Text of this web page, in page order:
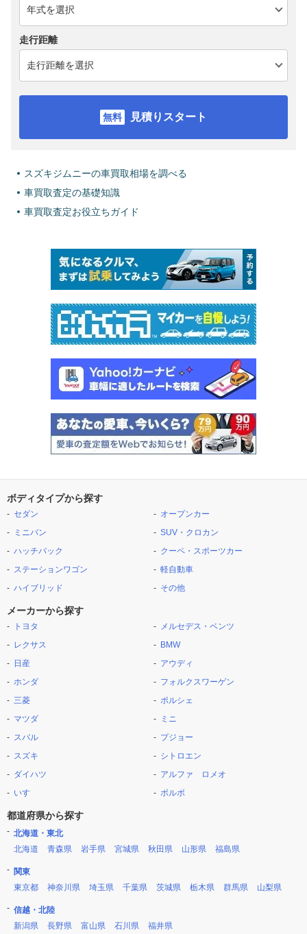
走行距離
見積りスタート
スズキジムニーの車買取相場を調べる
車買取査定の基礎知識
車買取査定お役立ちガイド
ボディタイプから探す
セダン
ミニバン
ハッチバック
ステーションワゴン
ハイブリッド
オープンカー
SUV・クロカン
クーペ・スポーツカー
軽自動車
その他
メーカーから探す
トヨタ
レクサス
日産
ホンダ
三菱
マツダ
スバル
スズキ
ダイハツ
いすゞ
メルセデス・ベンツ
BMW
アウディ
フォルクスワーゲン
ポルシェ
ミニ
プジョー
シトロエン
アルファ ロメオ
ボルボ
都道府県から探す
北海道・東北
北海道
青森県 岩手県 宮城県 秋田県 山形県 福島県
関東
東京都
神奈川県 埼玉県 千葉県 茨城県 栃木県 群馬県 山梨県
信越・北陸
新潟県
長野県 富山県 石川県 福井県